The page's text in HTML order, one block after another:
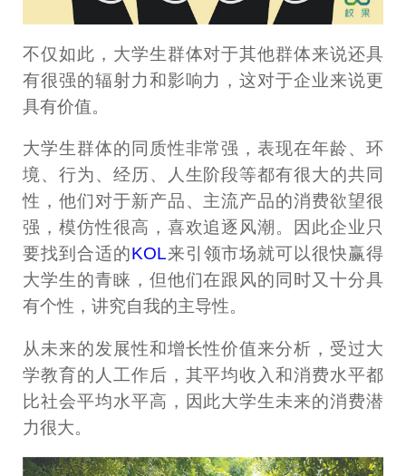
不仅如此，大学生群体对于其他群体来说还具
有很强的辐射力和影响力，这对于企业来说更
具有价值。
大学生群体的同质性非常强，表现在年龄、环
境、行为、经历、人生阶段等都有很大的共同
性，他们对于新产品、主流产品的消费欲望很
强，模仿性很高，喜欢追逐风潮。因此企业只
要找到合适的KOL来引领市场就可以很快赢得
大学生的青睐，但他们在跟风的同时又十分具
有个性，讲究自我的主导性。
从未来的发展性和增长性价值来分析，受过大
学教育的人工作后，其平均收入和消费水平都
比社会平均水平高，因此大学生未来的消费潜
力很大。